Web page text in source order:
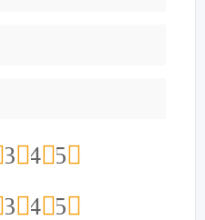
5
4
3
5
4
3